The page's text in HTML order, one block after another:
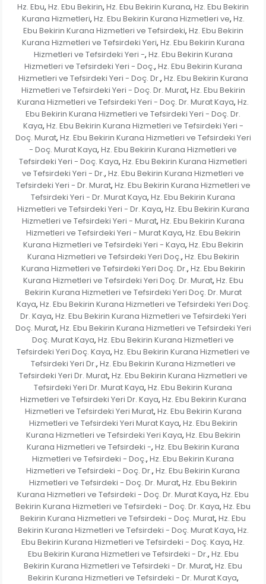
Hz. Ebu, Hz. Ebu Bekirin, Hz. Ebu Bekirin Kurana, Hz. Ebu Bekirin
Kurana Hizmetleri, Hz. Ebu Bekirin Kurana Hizmetleri ve, Hz.
Ebu Bekirin Kurana Hizmetleri ve Tefsirdeki, Hz. Ebu Bekirin
Kurana Hizmetleri ve Tefsirdeki Yeri, Hz. Ebu Bekirin Kurana
Hizmetleri ve Tefsirdeki Yeri -, Hz. Ebu Bekirin Kurana
Hizmetleri ve Tefsirdeki Yeri - Doç., Hz. Ebu Bekirin Kurana
Hizmetleri ve Tefsirdeki Yeri - Doç. Dr., Hz. Ebu Bekirin Kurana
Hizmetleri ve Tefsirdeki Yeri - Doç. Dr. Murat, Hz. Ebu Bekirin
Kurana Hizmetleri ve Tefsirdeki Yeri - Doç. Dr. Murat Kaya, Hz.
Ebu Bekirin Kurana Hizmetleri ve Tefsirdeki Yeri - Doç. Dr.
Kaya, Hz. Ebu Bekirin Kurana Hizmetleri ve Tefsirdeki Yeri -
Doç. Murat, Hz. Ebu Bekirin Kurana Hizmetleri ve Tefsirdeki Yeri
- Doç. Murat Kaya, Hz. Ebu Bekirin Kurana Hizmetleri ve
Tefsirdeki Yeri - Doç. Kaya, Hz. Ebu Bekirin Kurana Hizmetleri
ve Tefsirdeki Yeri - Dr., Hz. Ebu Bekirin Kurana Hizmetleri ve
Tefsirdeki Yeri - Dr. Murat, Hz. Ebu Bekirin Kurana Hizmetleri ve
Tefsirdeki Yeri - Dr. Murat Kaya, Hz. Ebu Bekirin Kurana
Hizmetleri ve Tefsirdeki Yeri - Dr. Kaya, Hz. Ebu Bekirin Kurana
Hizmetleri ve Tefsirdeki Yeri - Murat, Hz. Ebu Bekirin Kurana
Hizmetleri ve Tefsirdeki Yeri - Murat Kaya, Hz. Ebu Bekirin
Kurana Hizmetleri ve Tefsirdeki Yeri - Kaya, Hz. Ebu Bekirin
Kurana Hizmetleri ve Tefsirdeki Yeri Doç., Hz. Ebu Bekirin
Kurana Hizmetleri ve Tefsirdeki Yeri Doç. Dr., Hz. Ebu Bekirin
Kurana Hizmetleri ve Tefsirdeki Yeri Doç. Dr. Murat, Hz. Ebu
Bekirin Kurana Hizmetleri ve Tefsirdeki Yeri Doç. Dr. Murat
Kaya, Hz. Ebu Bekirin Kurana Hizmetleri ve Tefsirdeki Yeri Doç.
Dr. Kaya, Hz. Ebu Bekirin Kurana Hizmetleri ve Tefsirdeki Yeri
Doç. Murat, Hz. Ebu Bekirin Kurana Hizmetleri ve Tefsirdeki Yeri
Doç. Murat Kaya, Hz. Ebu Bekirin Kurana Hizmetleri ve
Tefsirdeki Yeri Doç. Kaya, Hz. Ebu Bekirin Kurana Hizmetleri ve
Tefsirdeki Yeri Dr., Hz. Ebu Bekirin Kurana Hizmetleri ve
Tefsirdeki Yeri Dr. Murat, Hz. Ebu Bekirin Kurana Hizmetleri ve
Tefsirdeki Yeri Dr. Murat Kaya, Hz. Ebu Bekirin Kurana
Hizmetleri ve Tefsirdeki Yeri Dr. Kaya, Hz. Ebu Bekirin Kurana
Hizmetleri ve Tefsirdeki Yeri Murat, Hz. Ebu Bekirin Kurana
Hizmetleri ve Tefsirdeki Yeri Murat Kaya, Hz. Ebu Bekirin
Kurana Hizmetleri ve Tefsirdeki Yeri Kaya, Hz. Ebu Bekirin
Kurana Hizmetleri ve Tefsirdeki -, Hz. Ebu Bekirin Kurana
Hizmetleri ve Tefsirdeki - Doç., Hz. Ebu Bekirin Kurana
Hizmetleri ve Tefsirdeki - Doç. Dr., Hz. Ebu Bekirin Kurana
Hizmetleri ve Tefsirdeki - Doç. Dr. Murat, Hz. Ebu Bekirin
Kurana Hizmetleri ve Tefsirdeki - Doç. Dr. Murat Kaya, Hz. Ebu
Bekirin Kurana Hizmetleri ve Tefsirdeki - Doç. Dr. Kaya, Hz. Ebu
Bekirin Kurana Hizmetleri ve Tefsirdeki - Doç. Murat, Hz. Ebu
Bekirin Kurana Hizmetleri ve Tefsirdeki - Doç. Murat Kaya, Hz.
Ebu Bekirin Kurana Hizmetleri ve Tefsirdeki - Doç. Kaya, Hz.
Ebu Bekirin Kurana Hizmetleri ve Tefsirdeki - Dr., Hz. Ebu
Bekirin Kurana Hizmetleri ve Tefsirdeki - Dr. Murat, Hz. Ebu
Bekirin Kurana Hizmetleri ve Tefsirdeki - Dr. Murat Kaya,